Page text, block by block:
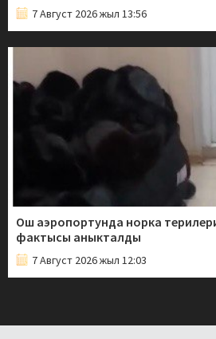
7 Август 2026 жыл 13:56
Ош аэропортунда норка
фактысы аныкталды
7 Август 2026 жыл 12:03